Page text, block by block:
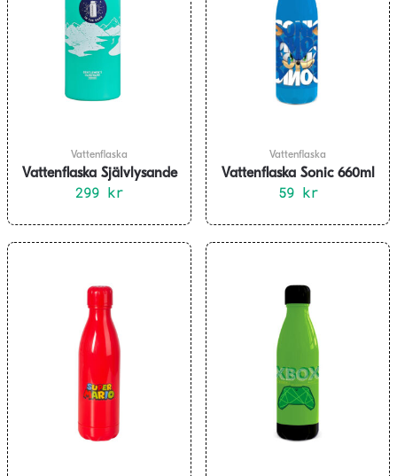
Vattenflaska
Vattenflaska Självlysande
299 kr
Vattenflaska
Vattenflaska Sonic 660ml
59 kr